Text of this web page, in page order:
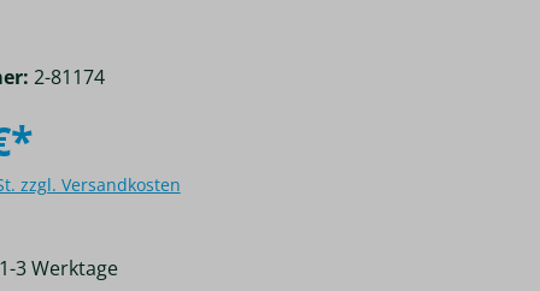
zzgl. Versandkosten
3 Werktage
2-81174